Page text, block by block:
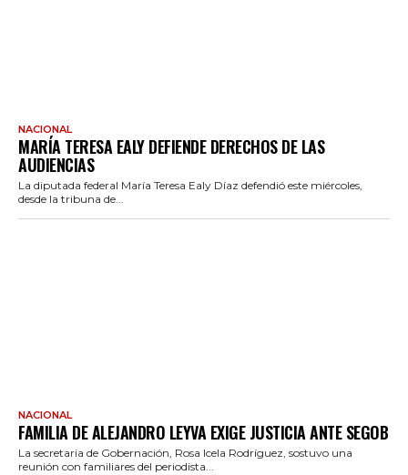
NACIONAL
MARÍA TERESA EALY DEFIENDE DERECHOS DE LAS
AUDIENCIAS
La diputada federal María Teresa Ealy Díaz defendió este miércoles,
desde la tribuna de...
NACIONAL
FAMILIA DE ALEJANDRO LEYVA EXIGE JUSTICIA ANTE SEGOB
La secretaria de Gobernación, Rosa Icela Rodríguez, sostuvo una
reunión con familiares del periodista...